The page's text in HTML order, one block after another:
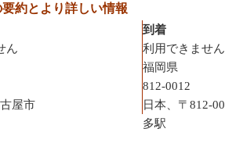
約とより詳しい情報
ん
屋市
到着
利用できません
福岡県
812-0012
日本、〒812-
多駅